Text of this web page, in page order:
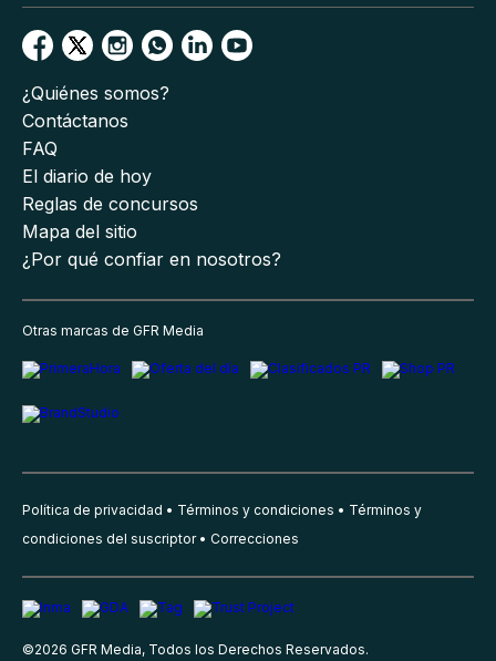
¿Quiénes somos?
Contáctanos
FAQ
El diario de hoy
Reglas de concursos
Mapa del sitio
¿Por qué confiar en nosotros?
Otras marcas de GFR Media
Política de privacidad Términos y condiciones
Términos y
condiciones del suscriptor
Correcciones
©2026 GFR Media, Todos los Derechos Reservados.